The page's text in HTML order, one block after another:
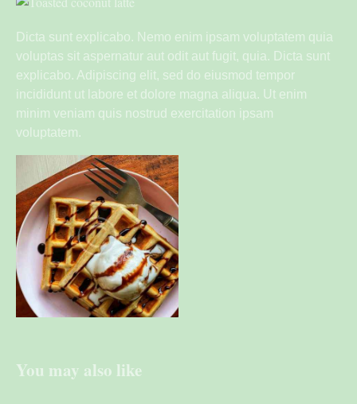
Dicta sunt explicabo. Nemo enim ipsam voluptatem quia
voluptas sit aspernatur aut odit aut fugit, quia. Dicta sunt
explicabo. Adipiscing elit, sed do eiusmod tempor
incididunt ut labore et dolore magna aliqua. Ut enim
minim veniam quis nostrud exercitation ipsam
voluptatem.
You may also like